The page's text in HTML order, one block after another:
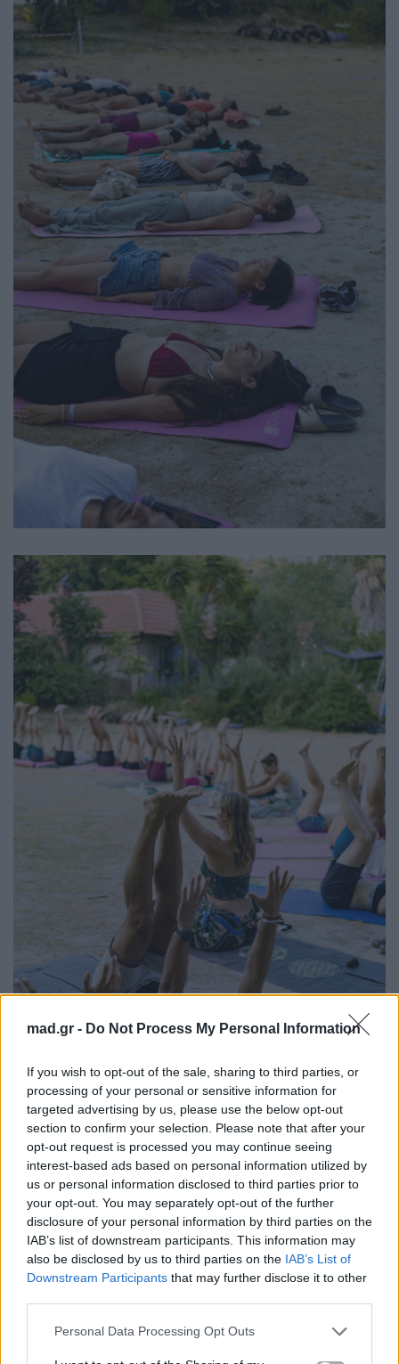
mad.gr - Do Not Process My Personal Information
If you wish to opt-out of the sale, sharing to third parties, or
processing of your personal or sensitive information for
targeted advertising by us, please use the below opt-out
section to confirm your selection. Please note that after your
opt-out request is processed you may continue seeing
interest-based ads based on personal information utilized by
us or personal information disclosed to third parties prior to
your opt-out. You may separately opt-out of the further
disclosure of your personal information by third parties on the
IAB’s list of downstream participants. This information may
also be disclosed by us to third parties on the IAB’s List of
Downstream Participants that may further disclose it to other
Personal Data Processing Opt Outs